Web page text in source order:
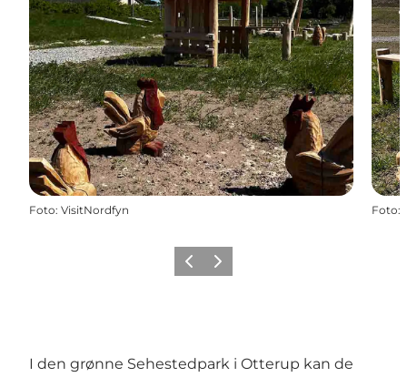
Foto: VisitNordfyn Foto:
ForrigeNæste
I den grønne Sehestedpark i Otterup kan de